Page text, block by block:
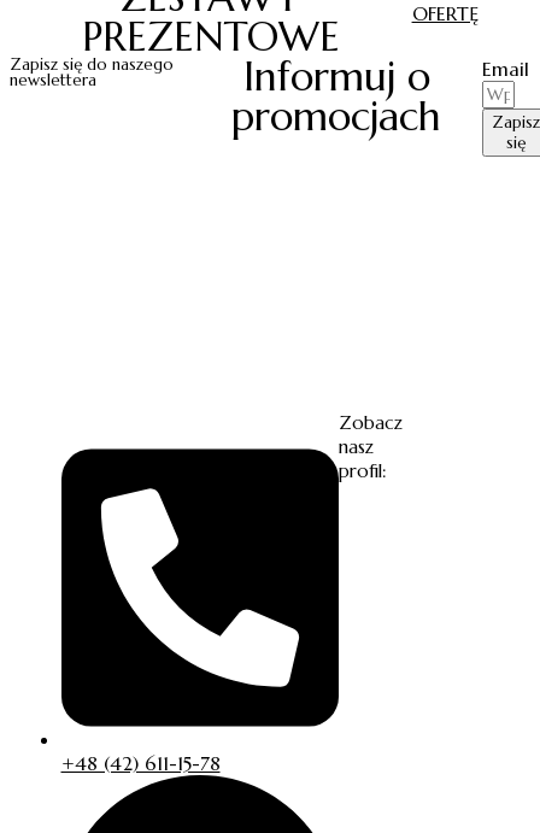
PREZENTOWE
OFERTĘ
Zapisz się do naszego
newslettera
Informuj o
promocjach
Email
Zapisz
się
+48 (42) 611-15-78
Zobacz
nasz
profil: